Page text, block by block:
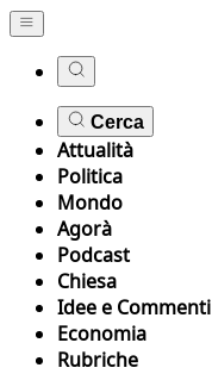
Cerca
Attualità
Politica
Mondo
Agorà
Podcast
Chiesa
Idee e Commenti
Economia
Rubriche